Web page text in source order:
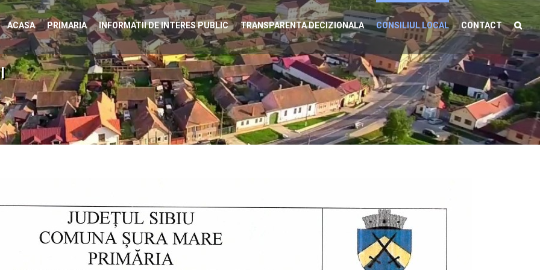
ACASA PRIMARIA INFORMATII DE INTERES PUBLIC TRANSPARENTA DECIZIONALA CONSILIUL LOCAL CONTACT